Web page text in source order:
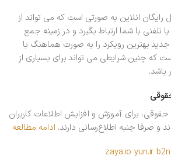
انلاین به صورتی است که می تواند از
تلفنی با شما ارتباط بگیرد و در زمینه جمع
بهترین رویکرد را به صورت هماهنگ با
چنین شرایطی می تواند برای بسیاری از
باشد.
برای آموزش و افزایش اطلاعات کاربران
و صرفا جنبه اطلاع‌رسانی دارند. ادامه مطالعه
zaya.io yun.ir